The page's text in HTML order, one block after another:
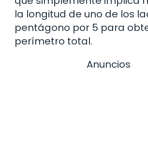
la longitud de uno de los
pentágono por 5 para
perímetro total.
Anuncios